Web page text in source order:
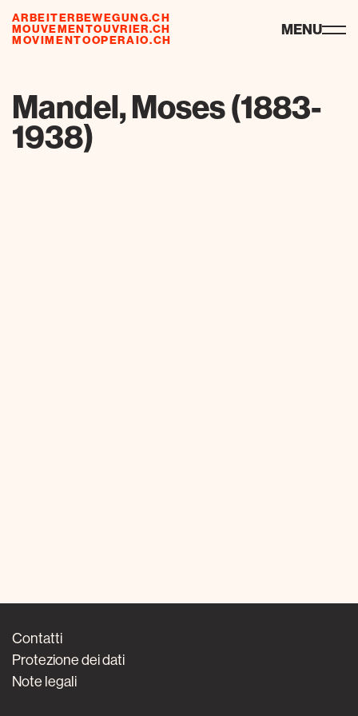
ARBEITERBEWEGUNG.CH
MOUVEMENTOUVRIER.CH
MOVIMENTOOPERAIO.CH
risorse MENU
Mandel, Moses (1883-
1938)
Contatti
Protezione dei dati
Note legali